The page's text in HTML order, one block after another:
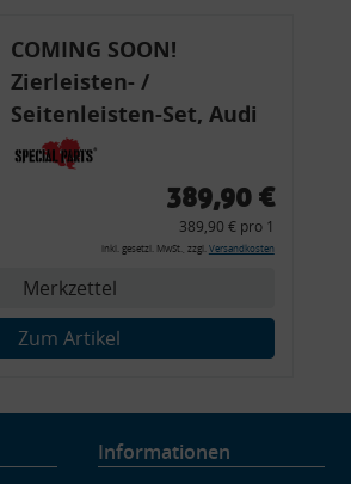
COMING SOON!
Zierleisten- /
Seitenleisten-Set, Audi
80 Cabrio, Coupe, S2, (6x
Zierleiste, 2x Kappe,
Montagewerkzeug)
389,90 €
389,90 € pro 1
inkl. gesetzl. MwSt., zzgl. Versandkosten
Merkzettel
Zum Artikel
Informationen